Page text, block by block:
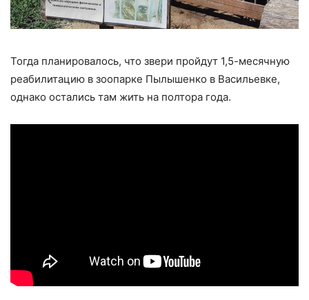
Тогда планировалось, что звери пройдут 1,5-месячную
реабилитацию в зоопарке Пылышенко в Васильевке,
однако остались там жить на полтора года.